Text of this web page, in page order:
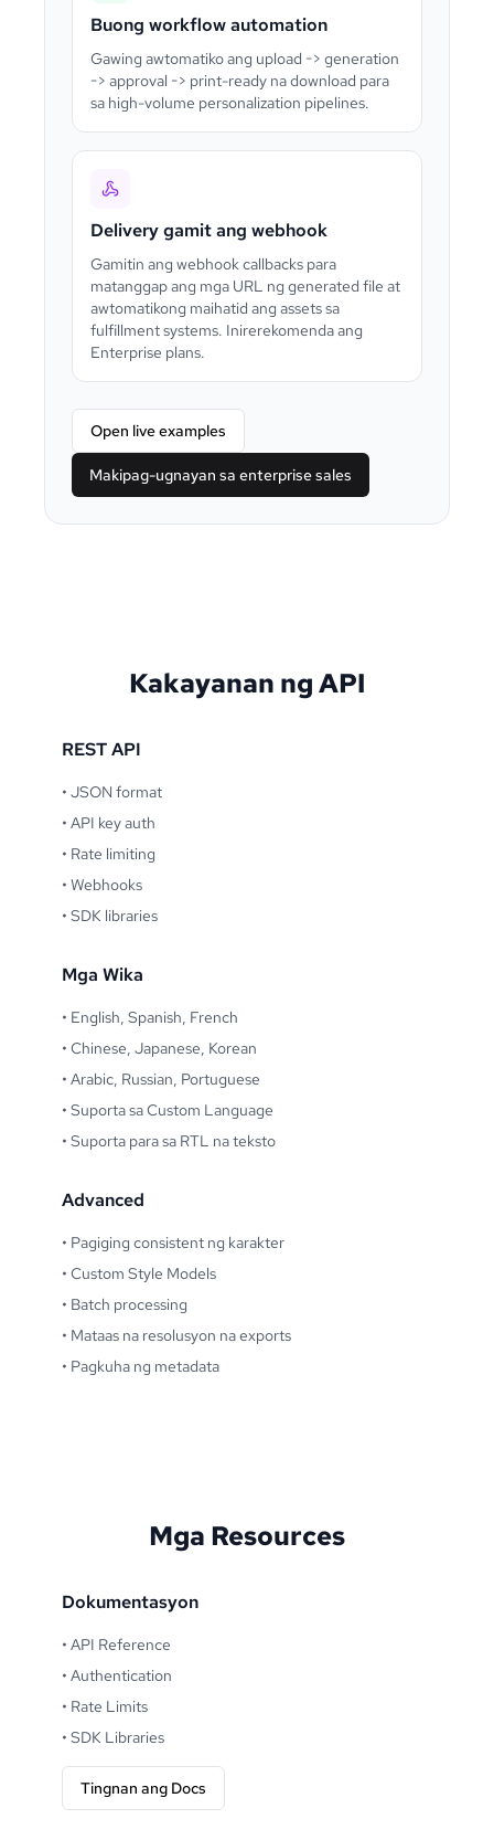
Buong workflow automation
Gawing awtomatiko ang upload -> generation
-> approval -> print-ready na download para
sa high-volume personalization pipelines.
Delivery gamit ang webhook
Gamitin ang webhook callbacks para
matanggap ang mga URL ng generated file at
awtomatikong maihatid ang assets sa
fulfillment systems. Inirerekomenda ang
Enterprise plans.
Open live examples
Makipag-ugnayan sa enterprise sales
Kakayanan ng API
REST API
• JSON format
• API key auth
• Rate limiting
• Webhooks
• SDK libraries
Mga Wika
• English, Spanish, French
• Chinese, Japanese, Korean
• Arabic, Russian, Portuguese
• Suporta sa Custom Language
• Suporta para sa RTL na teksto
Advanced
• Pagiging consistent ng karakter
• Custom Style Models
• Batch processing
• Mataas na resolusyon na exports
• Pagkuha ng metadata
Mga Resources
Dokumentasyon
• API Reference
• Authentication
• Rate Limits
• SDK Libraries
Tingnan ang Docs